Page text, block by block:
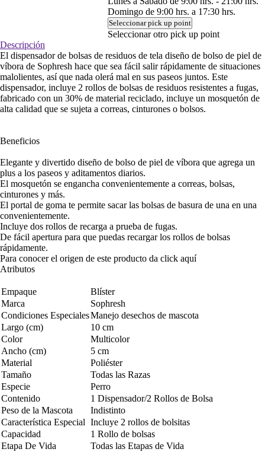
Domingo de 9:00 hrs. a 17:30 hrs.
Seleccionar pick up point
Seleccionar otro pick up point
Descripción
El dispensador de bolsas de residuos de tela diseño de bolso de piel de
víbora de Sophresh hace que sea fácil salir rápidamente de situaciones
malolientes, así que nada olerá mal en sus paseos juntos. Este
dispensador, incluye 2 rollos de bolsas de residuos resistentes a fugas,
fabricado con un 30% de material reciclado, incluye un mosquetón de
alta calidad que se sujeta a correas, cinturones o bolsos.
Beneficios
Elegante y divertido diseño de bolso de piel de víbora que agrega un
plus a los paseos y aditamentos diarios.
El mosquetón se engancha convenientemente a correas, bolsas,
cinturones y más.
El portal de goma te permite sacar las bolsas de basura de una en una
convenientemente.
Incluye dos rollos de recarga a prueba de fugas.
De fácil apertura para que puedas recargar los rollos de bolsas
rápidamente.
Para conocer el origen de este producto da click aquí
Atributos
Empaque
Blíster
Marca
Sophresh
Condiciones EspecialesManejo desechos de mascota
Largo (cm)
10 cm
Color
Multicolor
Ancho (cm)
5 cm
Material
Poliéster
Tamaño
Todas las Razas
Especie
Perro
Contenido
1 Dispensador/2 Rollos de Bolsa
Peso de la Mascota
Indistinto
Característica Especial Incluye 2 rollos de bolsitas
Capacidad
1 Rollo de bolsas
Etapa De Vida
Todas las Etapas de Vida